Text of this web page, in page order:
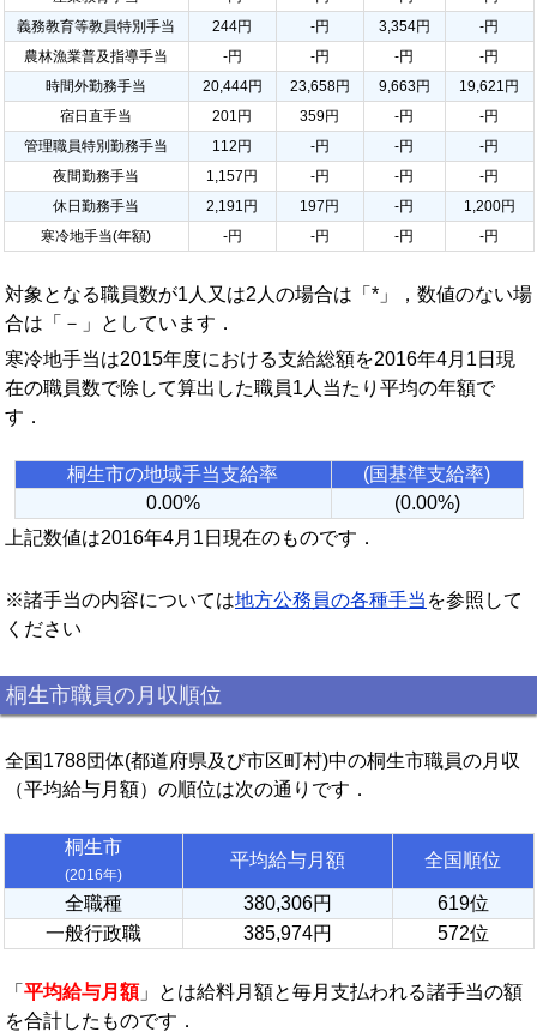
義務教育等教員特別手当
244円 -円 3,354円
-円
農林漁業普及指導手当
-円 -円 -円
-円
時間外勤務手当
20,444円 23,658円 9,663円
19,621円
宿日直手当
201円 359円 -円
-円
管理職員特別勤務手当
112円 -円 -円
-円
夜間勤務手当
1,157円 -円 -円
-円
休日勤務手当
2,191円 197円 -円
1,200円
寒冷地手当(年額)
-円 -円 -円 -円
対象となる職員数が1人又は2人の場合は「*」，数値のない場
合は「－」としています．
寒冷地手当は2015年度における支給総額を2016年4月1日現
在の職員数で除して算出した職員1人当たり平均の年額で
す．
桐生市の地域手当支給率
(国基準支給率)
0.00%
(0.00%)
上記数値は2016年4月1日現在のものです．
※諸手当の内容については地方公務員の各種手当 を参照して
ください
桐生市職員の月収順位
全国1788団体(都道府県及び市区町村)中の桐生市職員の月収
（平均給与月額）の順位は次の通りです．
桐生市
(2016年)
平均給与月額 全国順位
全職種 380,306円
619位
一般行政職
385,974円 572位
「 平均給与月額」とは給料月額と毎月支払われる諸手当の額
を合計したものです．